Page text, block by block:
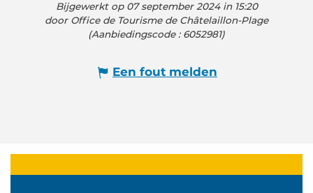
Bijgewerkt op 07 september 2024 in 15:20
door Office de Tourisme de Châtelaillon-Plage
(Aanbiedingscode : 6052981)
Een fout melden